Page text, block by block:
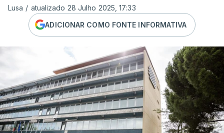
Lusa / atualizado 28 Julho 2025, 17:33
ADICIONAR COMO FONTE INFORMATIVA